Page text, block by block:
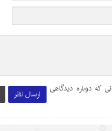
ارسال نظر
که دوباره دیدگاهی